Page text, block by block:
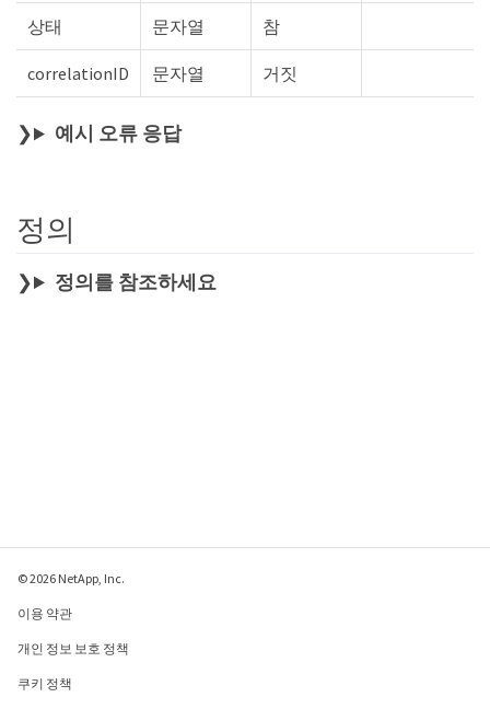
상태 문자열 참
correlationID 문자열 거짓
예시 오류 응답
정의
정의를 참조하세요
© 2026 NetApp, Inc.
이용 약관
개인 정보 보호 정책
쿠키 정책